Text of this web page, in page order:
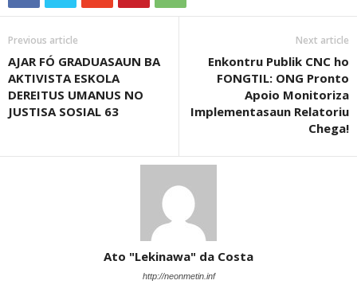
Previous article
AJAR FÓ GRADUASAUN BA
AKTIVISTA ESKOLA
DEREITUS UMANUS NO
JUSTISA SOSIAL 63
Next article
Enkontru Publik CNC ho
FONGTIL: ONG Pronto
Apoio Monitoriza
Implementasaun Relatoriu
Chega!
Ato "Lekinawa" da Costa
http://neonmetin.inf